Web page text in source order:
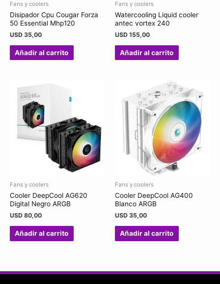
Fans y coolers
Disipador Cpu Cougar Forza
50 Essential Mhp120
USD 35,00
Añadir al carrito
Fans y coolers
Watercooling Liquid cooler
antec vortex 240
USD 155,00
Añadir al carrito
Fans y coolers
Cooler DeepCool AG620
Digital Negro ARGB
USD 80,00
Añadir al carrito
Fans y coolers
Cooler DeepCool AG400
Blanco ARGB
USD 35,00
Añadir al carrito